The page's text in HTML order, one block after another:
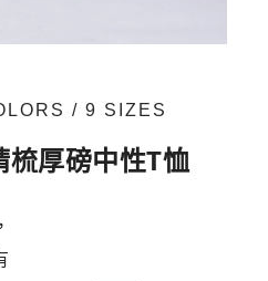
/ 9 SIZES
厚磅中性T恤